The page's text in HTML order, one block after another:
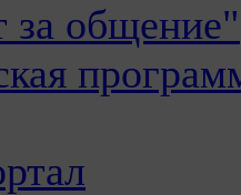
за общение"